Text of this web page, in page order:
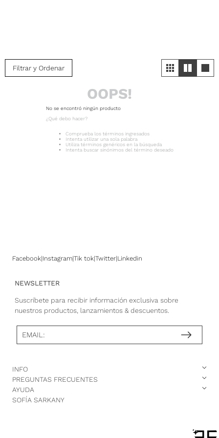
Filtrar y Ordenar
OOPS!
No se encontró ningún producto
¿Qué debo hacer?
Comprueba los términos ingresados
Intenta utilizar una sola palabra
Utiliza términos genéricos en la búsqueda
Intenta buscar sinónimos del término deseado
Facebook Instagram Tik tok Twitter Linkedin
NEWSLETTER
Suscríbete para recibir información exclusiva sobre
nuestros productos, lanzamientos & descuentos.
EMAIL:
INFO
PREGUNTAS FRECUENTES
AYUDA
SOFÍA SARKANY